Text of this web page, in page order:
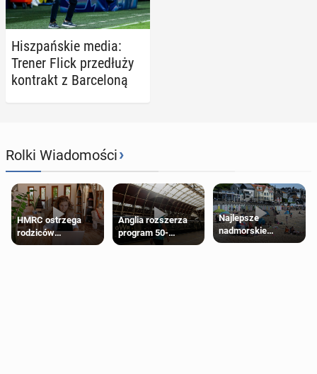
Hisz­pań­skie media:
Trener Flick prze­dłu­ży
kon­trakt z Bar­ce­lo­ną
Rolki Wiadomości›
HMRC ostrzega
rodziców
pobierających Child
Anglia rozszerza
program 50-
procentowych
Najlepsze
nadmorskie
miasteczko blisko